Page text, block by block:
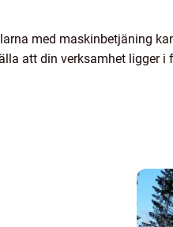
med maskinbetjäning
att din verksamhet ligger i